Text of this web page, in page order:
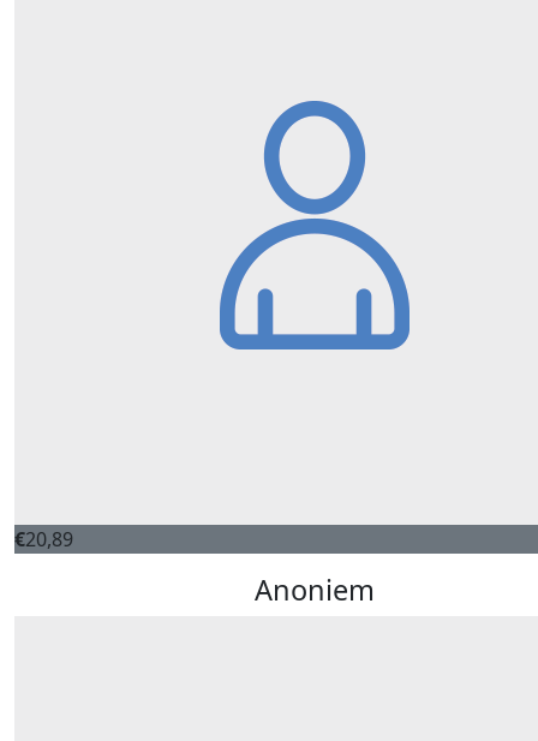
€20,89
Anoniem